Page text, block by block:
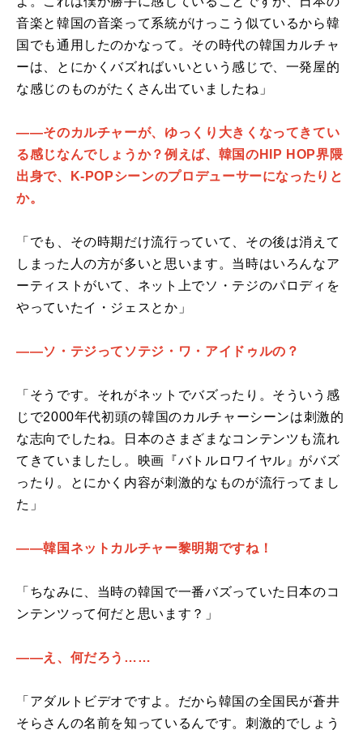
音楽と韓国の音楽って系統がけっこう似ているから韓
国でも通用したのかなって。その時代の韓国カルチャ
ーは、とにかくバズればいいという感じで、一発屋的
な感じのものがたくさん出ていましたね」
――そのカルチャーが、ゆっくり大きくなってきてい
る感じなんでしょうか？例えば、韓国のHIP HOP界隈
出身で、K-POPシーンのプロデューサーになったりと
か。
「でも、その時期だけ流行っていて、その後は消えて
しまった人の方が多いと思います。当時はいろんなア
ーティストがいて、ネット上でソ・テジのパロディを
やっていたイ・ジェスとか」
――ソ・テジってソテジ・ワ・アイドゥルの？
「そうです。それがネットでバズったり。そういう感
じで2000年代初頭の韓国のカルチャーシーンは刺激的
な志向でしたね。日本のさまざまなコンテンツも流れ
てきていましたし。映画『バトルロワイヤル』がバズ
ったり。とにかく内容が刺激的なものが流行ってまし
た」
――韓国ネットカルチャー黎明期ですね！
「ちなみに、当時の韓国で一番バズっていた日本のコ
ンテンツって何だと思います？」
――え、何だろう……
「アダルトビデオですよ。だから韓国の全国民が蒼井
そらさんの名前を知っているんです。刺激的でしょう